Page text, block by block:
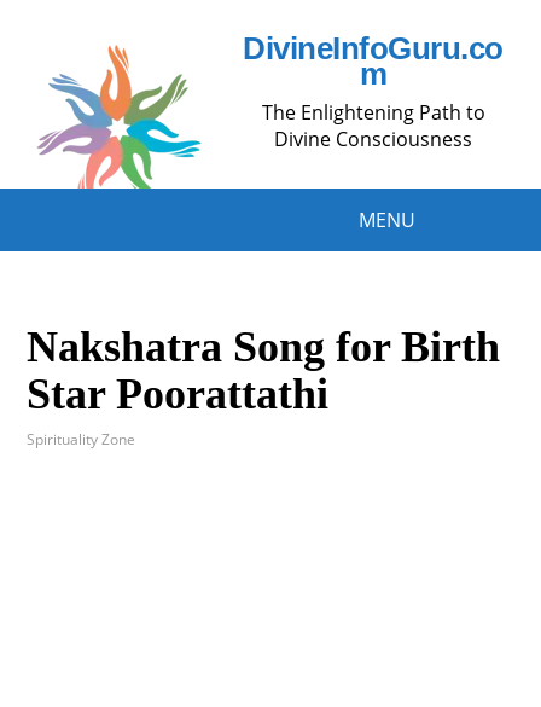
DivineInfoGuru.co
m
The Enlightening Path to
Divine Consciousness
MENU
Nakshatra Song for Birth
Star Poorattathi
Spirituality Zone